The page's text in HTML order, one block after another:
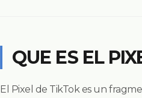
QUE ES EL
El Pixel de TikTok es un